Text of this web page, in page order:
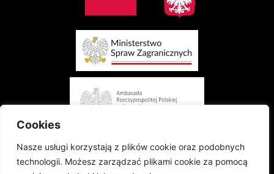
Cookies
Nasze usługi korzystają z plików cookie oraz podobnych
technologii. Możesz zarządzać plikami cookie za pomocą